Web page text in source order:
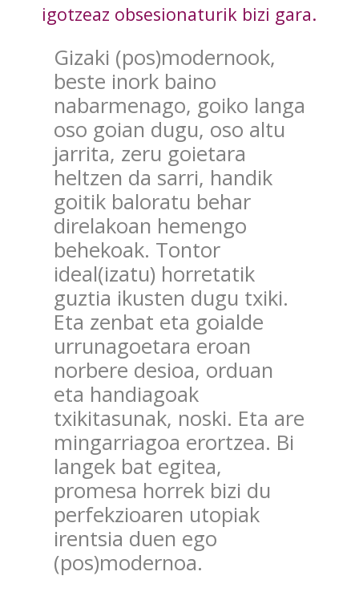
igotzeaz obsesionaturik bizi gara.
Gizaki (pos)modernook,
beste inork baino
nabarmenago, goiko langa
oso goian dugu, oso altu
jarrita, zeru goietara
heltzen da sarri, handik
goitik baloratu behar
direlakoan hemengo
behekoak. Tontor
ideal(izatu) horretatik
guztia ikusten dugu txiki.
Eta zenbat eta goialde
urrunagoetara eroan
norbere desioa, orduan
eta handiagoak
txikitasunak, noski. Eta are
mingarriagoa erortzea. Bi
langek bat egitea,
promesa horrek bizi du
perfekzioaren utopiak
irentsia duen ego
(pos)modernoa.